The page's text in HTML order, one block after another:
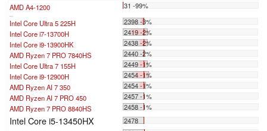
AMD A4-1200 31 -99%
...
Intel Core Ultra 5 225H
2398 -3%
Intel Core i7-13700H
2419 -2%
Intel Core i9-13900HK
2438 -2%
AMD Ryzen 7 PRO 7840HS
2440 -2%
Intel Core Ultra 7 155H
2449 -1%
Intel Core i9-12900H
2454 -1%
AMD Ryzen AI 7 350
2454 -1%
AMD Ryzen AI 7 PRO 450
2457 -1%
AMD Ryzen 7 PRO 8840HS
2458 -1%
Intel Core i5-13450HX
2478